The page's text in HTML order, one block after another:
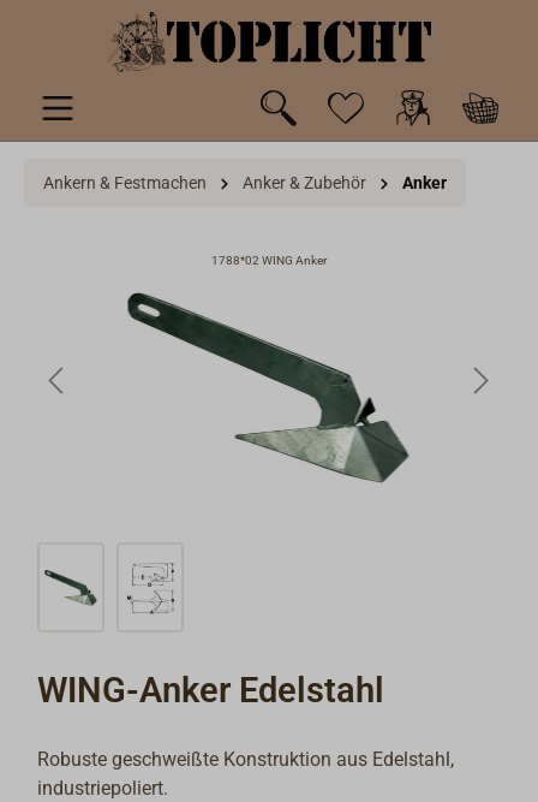
springen
Ankern & Festmachen Anker & Zubehör Anker
1788*02 WING Anker
WING-Anker Edelstahl
Robuste geschweißte Konstruktion aus Edelstahl,
industriepoliert.